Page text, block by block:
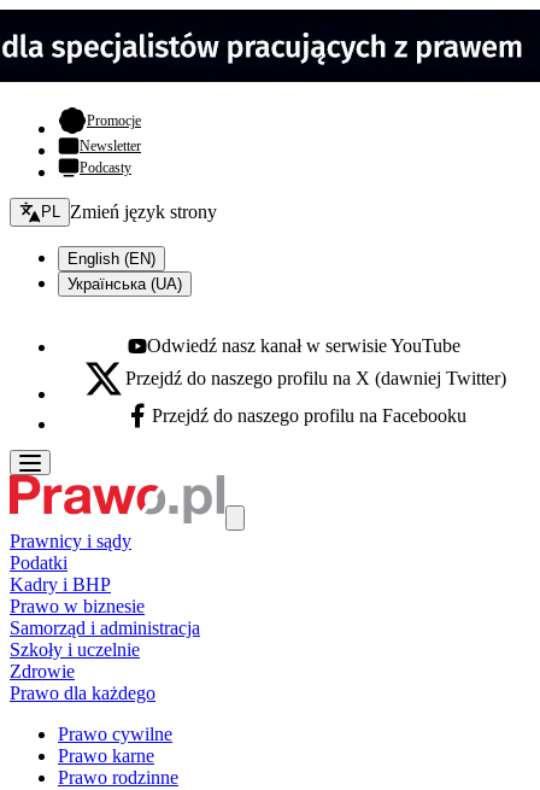
Promocje- otwiera się w nowej karcie
Newsletter
Podcasty
Zmień język - bieżący:
PL Zmień język strony
English (EN)
Українська (UA)
Youtube - otwiera się w nowej karcie
Odwiedź nasz kanał w serwisie YouTube
X - otwiera się w nowej karcie
Przejdź do naszego profilu na X (dawniej Twitter)
Facebook - otwiera się w nowej karcie
Przejdź do naszego profilu na Facebooku
Prawnicy i sądy
Podatki
Kadry i BHP
Prawo w biznesie
Samorząd i administracja
Szkoły i uczelnie
Zdrowie
Prawo dla każdego
Prawo cywilne
Prawo karne
Prawo rodzinne